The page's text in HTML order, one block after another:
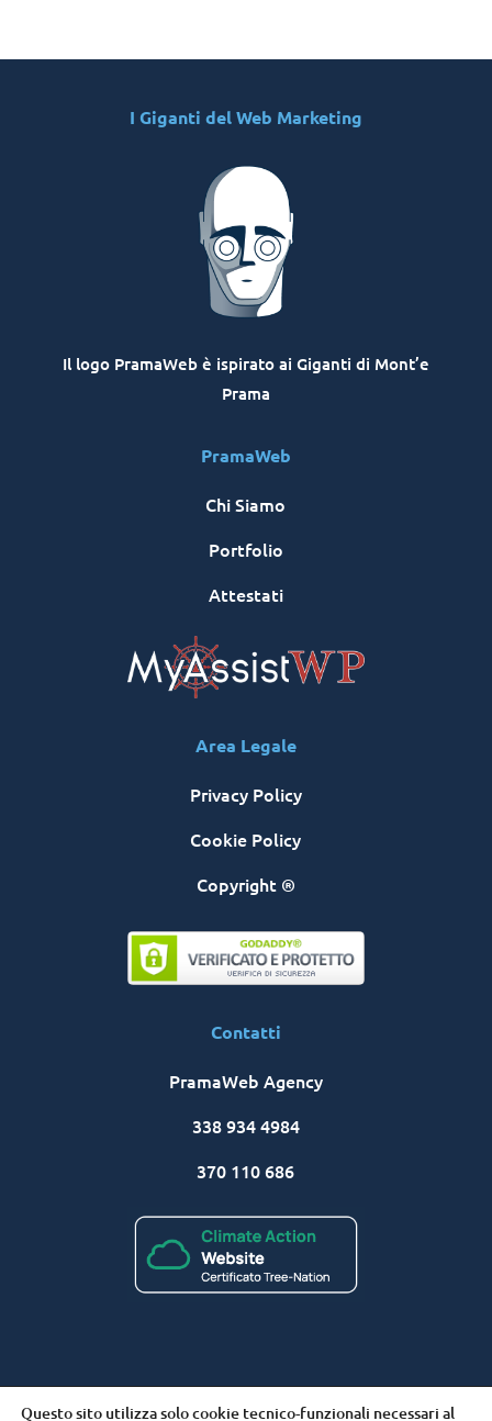
I Giganti del Web Marketing
Il logo PramaWeb è ispirato ai Giganti di Mont’e
Prama
PramaWeb
Chi Siamo
Portfolio
Attestati
Area Legale
Privacy Policy
Cookie Policy
Copyright ®
Contatti
PramaWeb Agency
338 934 4984
370 110 686
® PramaWeb | Internet Marketing Solutions| P.IVA
Questo sito utilizza solo cookie tecnico-funzionali necessari al